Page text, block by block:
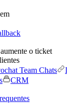
o ticket
Team Chats
CRM